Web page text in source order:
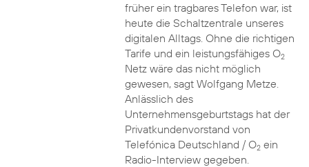
früher ein tragbares Telefon war, ist
heute die Schaltzentrale unseres
digitalen Alltags. Ohne die richtigen
Tarife und ein leistungsfähiges O2
Netz wäre das nicht möglich
gewesen, sagt Wolfgang Metze.
Anlässlich des
Unternehmensgeburtstags hat der
Privatkundenvorstand von
Telefónica Deutschland / O2ein
Radio-Interview gegeben.